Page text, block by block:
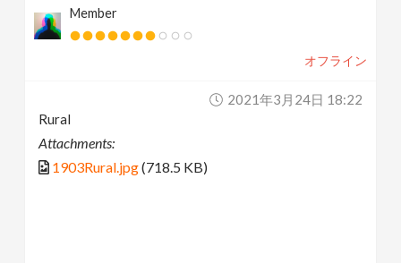
Member
オフライン
2021年3月24日 18:22
Rural
Attachments:
1903Rural.jpg(718.5 KB)